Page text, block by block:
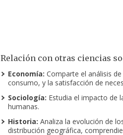
Relación con otras ciencias
Economía: Comparte el análisis
consumo, y la satisfacción de
Sociología: Estudia el impacto de
humanas.
Historia: Analiza la evolución de
distribución geográfica,